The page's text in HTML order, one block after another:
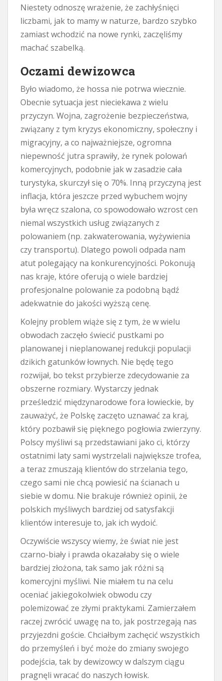
Niestety odnoszę wrażenie, że zachłyśnięci
liczbami, jak to mamy w naturze, bardzo szybko
zamiast wchodzić na nowe rynki, zaczęliśmy
machać szabelką.
Oczami dewizowca
Było wiadomo, że hossa nie potrwa wiecznie.
Obecnie sytuacja jest nieciekawa z wielu
przyczyn. Wojna, zagrożenie bezpieczeństwa,
związany z tym kryzys ekonomiczny, społeczny i
migracyjny, a co najważniejsze, ogromna
niepewność jutra sprawiły, że rynek polowań
komercyjnych, podobnie jak w zasadzie cała
turystyka, skurczył się o 70%. Inną przyczyną jest
inflacja, która jeszcze przed wybuchem wojny
była wręcz szalona, co spowodowało wzrost cen
niemal wszystkich usług związanych z
polowaniem (np. zakwaterowania, wyżywienia
czy transportu). Dlatego powoli odpada nam
atut polegający na konkurencyjności. Pokonują
nas kraje, które oferują o wiele bardziej
profesjonalne polowanie za podobną bądź
adekwatnie do jakości wyższą cenę.
Kolejny problem wiąże się z tym, że w wielu
obwodach zaczęło świecić pustkami po
planowanej i nieplanowanej redukcji populacji
dzikich gatunków łownych. Nie będę tego
rozwijał, bo tekst przybierze zdecydowanie za
obszerne rozmiary. Wystarczy jednak
prześledzić międzynarodowe fora łowieckie, by
zauważyć, że Polskę zaczęto uznawać za kraj,
który pozbawił się pięknego pogłowia zwierzyny.
Polscy myśliwi są przedstawiani jako ci, którzy
ostatnimi laty sami wystrzelali największe trofea,
a teraz zmuszają klientów do strzelania tego,
czego sami nie chcą powiesić na ścianach u
siebie w domu. Nie brakuje również opinii, że
polskich myśliwych bardziej od satysfakcji
klientów interesuje to, jak ich wydoić.
Oczywiście wszyscy wiemy, że świat nie jest
czarno-biały i prawda okazałaby się o wiele
bardziej złożona, tak samo jak różni są
komercyjni myśliwi. Nie miałem tu na celu
oceniać jakiegokolwiek obwodu czy
polemizować ze złymi praktykami. Zamierzałem
raczej zwrócić uwagę na to, jak postrzegają nas
przyjezdni goście. Chciałbym zachęcić wszystkich
do przemyśleń i być może do zmiany swojego
podejścia, tak by dewizowcy w dalszym ciągu
pragnęli wracać do naszych łowisk.